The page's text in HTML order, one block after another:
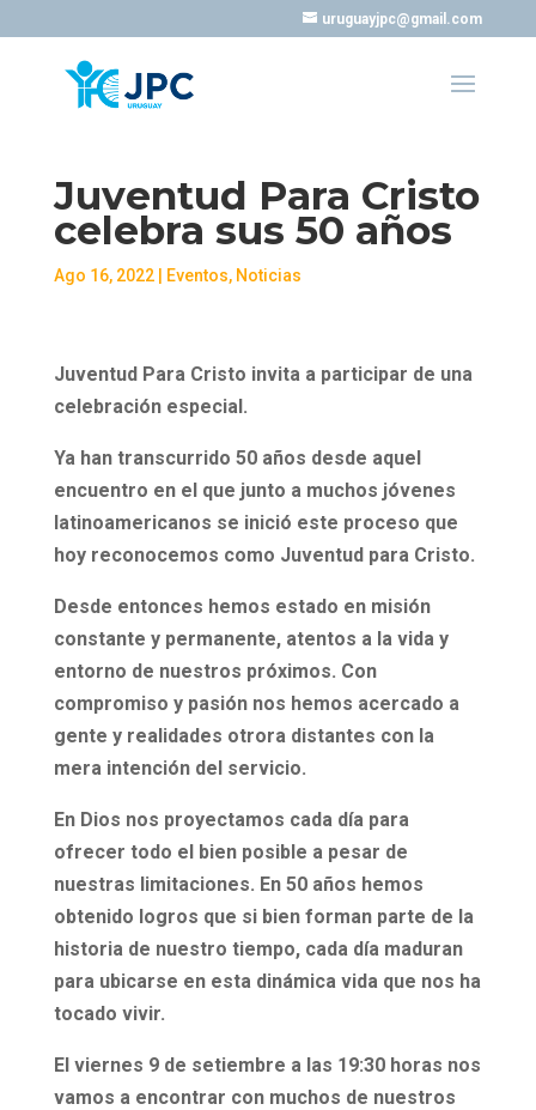
uruguayjpc@gmail.com
Juventud Para Cristo
celebra sus 50 años
Ago 16, 2022| Eventos, Noticias
Juventud Para Cristo invita a participar de una
celebración especial.
Ya han transcurrido 50 años desde aquel
encuentro en el que junto a muchos jóvenes
latinoamericanos se inició este proceso que
hoy reconocemos como Juventud para Cristo.
Desde entonces hemos estado en misión
constante y permanente, atentos a la vida y
entorno de nuestros próximos. Con
compromiso y pasión nos hemos acercado a
gente y realidades otrora distantes con la
mera intención del servicio.
En Dios nos proyectamos cada día para
ofrecer todo el bien posible a pesar de
nuestras limitaciones. En 50 años hemos
obtenido logros que si bien forman parte de la
historia de nuestro tiempo, cada día maduran
para ubicarse en esta dinámica vida que nos ha
tocado vivir.
El viernes 9 de setiembre a las 19:30 horas nos
vamos a encontrar con muchos de nuestros